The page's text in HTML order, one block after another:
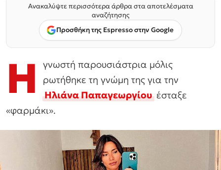
Ανακαλύψτε περισσότερα άρθρα στα αποτελέσματα
αναζήτησης
Προσθήκη της Espresso στην Google
Η
γνωστή παρουσιάστρια μόλις
ρωτήθηκε τη γνώμη της για την
Ηλιάνα Παπαγεωργίουέσταξε
«φαρμάκι».